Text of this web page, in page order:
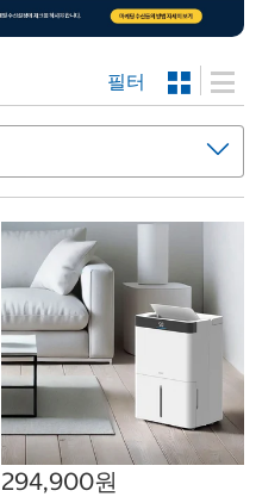
필터
294,900원